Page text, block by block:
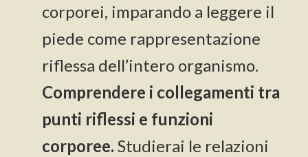
corporei, imparando a leggere il
piede come rappresentazione
riflessa dell’intero organismo.
Comprendere i collegamenti tra
punti riflessi e funzioni
corporee.Studierai le relazioni